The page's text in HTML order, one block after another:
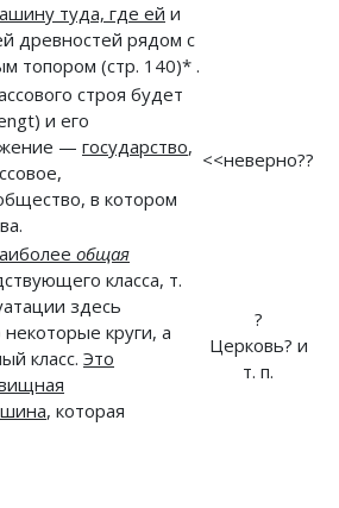
туда, где ей и
древностей рядом с
топором (стр. 140)* .
строя будет
и его
— государство,
в котором
<<неверно??
общая
класса, т.
здесь
круги, а
класс. Это
, которая
?
Церковь? и
т. п.